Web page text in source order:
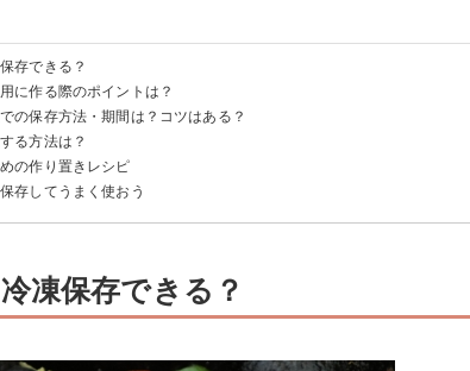
存できる？
きする際は冷凍保存がおすすめ
に作る際のポイントは？
味の濃さを変える
ないない食材は避ける
の保存方法・期間は？コツはある？
保存する方法
に触れないように密閉する
けして冷凍する
冷凍する
してから冷凍庫に入れる
持ち期間は1ヶ月くらい
る方法は？
って解凍する
の作り置きレシピ
存してうまく使おう
凍保存できる？